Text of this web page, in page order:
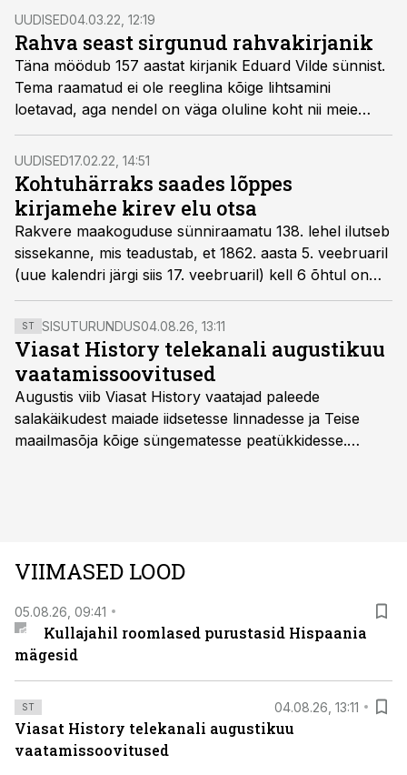
UUDISED04.03.22, 12:19
Rahva seast sirgunud rahvakirjanik
Täna möödub 157 aastat kirjanik Eduard Vilde sünnist.
Tema raamatud ei ole reeglina kõige lihtsamini
loetavad, aga nendel on väga oluline koht nii meie
kirjandusloos kui ka eneseteadvuses.
UUDISED17.02.22, 14:51
Kohtuhärraks saades lõppes
kirjamehe kirev elu otsa
Rakvere maakoguduse sünniraamatu 138. lehel ilutseb
sissekanne, mis teadustab, et 1862. aasta 5. veebruaril
(uue kalendri järgi siis 17. veebruaril) kell 6 õhtul on
Kullaaru “Kleentekerl” Jan Brunbergi naine Mai ilmale
toonud poisslapse, kes 4. märtsil on praost Gebhardti
poolt ristitud ja saanud nimeks Eduard.
ST SISUTURUNDUS04.08.26, 13:11
Viasat History telekanali augustikuu
vaatamissoovitused
Augustis viib Viasat History vaatajad paleede
salakäikudest maiade iidsetesse linnadesse ja Teise
maailmasõja kõige süngematesse peatükkidesse.
viasathistory.eu/ee
VIIMASED LOOD
05.08.26, 09:41
Kullajahil roomlased purustasid Hispaania
mägesid
ST 04.08.26, 13:11
Viasat History telekanali augustikuu
vaatamissoovitused